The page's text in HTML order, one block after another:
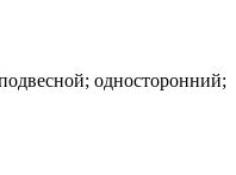
односторонний;